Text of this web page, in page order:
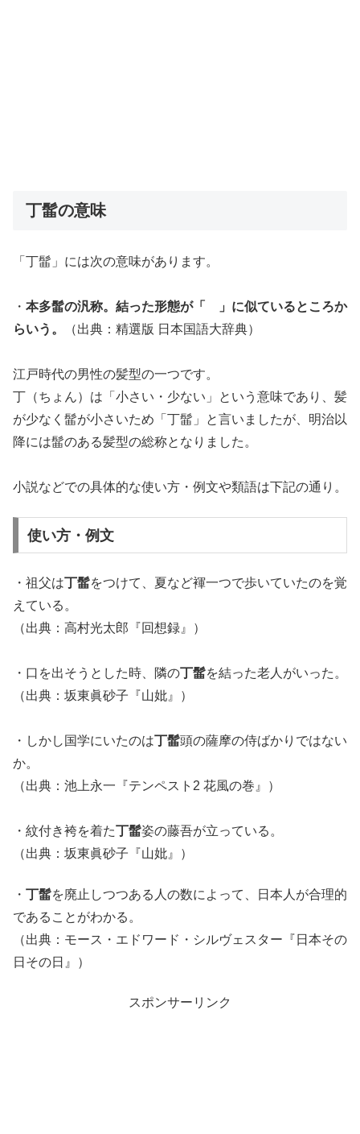
丁髷の意味
「丁髷」には次の意味があります。
・ 本多髷の汎称。結った形態が「ゝ」に似ているところか
らいう。
（出典：精選版 日本国語大辞典）
江戸時代の男性の髪型の一つです。
丁（ちょん）は「小さい・少ない」という意味であり、髪
が少なく髷が小さいため「丁髷」と言いましたが、明治以
降には髷のある髪型の総称となりました。
小説などでの具体的な使い方・例文や類語は下記の通り。
使い方・例文
・祖父は丁髷をつけて、夏など褌一つで歩いていたのを覚
えている。
（出典：高村光太郎『回想録』）
・口を出そうとした時、隣の丁髷を結った老人がいった。
（出典：坂東眞砂子『山妣』）
・しかし国学にいたのは丁髷頭の薩摩の侍ばかりではない
か。
（出典：池上永一『テンペスト2 花風の巻』）
・紋付き袴を着た丁髷姿の藤吾が立っている。
（出典：坂東眞砂子『山妣』）
・ 丁髷を廃止しつつある人の数によって、日本人が合理的
であることがわかる。
（出典：モース・エドワード・シルヴェスター『日本その
日その日』）
スポンサーリンク